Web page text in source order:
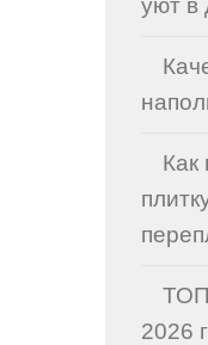
уют в
Как
2026